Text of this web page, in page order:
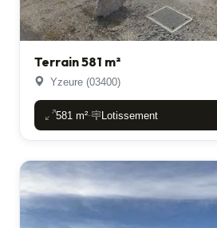
Terrain 581 m²
Yzeure (03400)
581 m²- Lotissement